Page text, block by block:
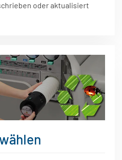
oder aktualisiert